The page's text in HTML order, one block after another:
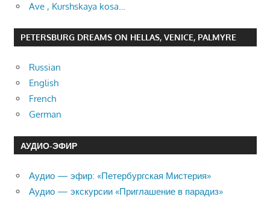
Ave , Kurshskaya kosa…
PETERSBURG DREAMS ON HELLAS, VENICE, PALMYRE
Russian
English
French
German
АУДИО-ЭФИР
Аудио — эфир: «Петербургская Мистерия»
Аудио — экскурсии «Приглашение в парадиз»